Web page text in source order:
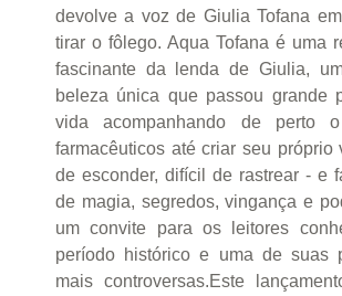
devolve a voz de Giulia Tofana
tirar o fôlego. Aqua Tofana é uma
fascinante da lenda de Giulia,
beleza única que passou grande
vida acompanhando de perto
farmacêuticos até criar seu próprio
de esconder, difícil de rastrear - e
de magia, segredos, vingança e
um convite para os leitores
período histórico e uma de suas
mais controversas.Este